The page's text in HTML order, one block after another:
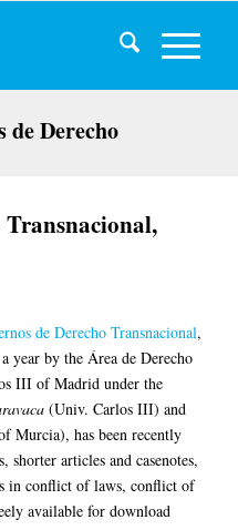
de Derecho
Transnacional,
de Derecho Transnacional,
year by the Área de Derecho
III of Madrid under the
(Univ. Carlos III) and
Murcia), has been recently
articles and casenotes,
in conflict of laws, conflict of
available for download